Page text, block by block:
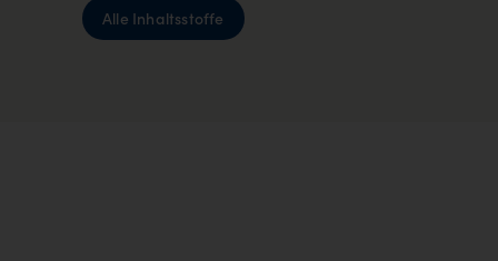
Alle Inhaltsstoffe